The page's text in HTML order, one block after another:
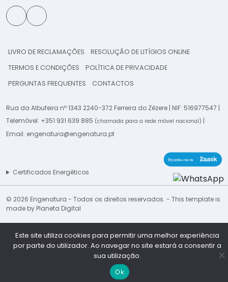
LIVRO DE RECLAMAÇÕES
RESOLUÇÃO DE LITÍGIOS ONLINE
TERMOS E CONDIÇÕES
POLÍTICA DE PRIVACIDADE
PERGUNTAS FREQUENTES
CONTACTOS
Rua da Albufeira nº 1343 2240-372 Ferreira do Zêzere | NIF: 516977547 |
Telemóvel: +351 931 639 885 (chamada para a rede móvel nacional) |
Email: engenatura@engenatura.pt
Certificados Energéticos
© 2026 Engenatura - Todos os direitos reservados. - This template is
made by Planeta Digital
Este site utiliza cookies para permitir uma melhor experiência
por parte do utilizador. Ao navegar no site estará a consentir a
sua utilização.
Ok